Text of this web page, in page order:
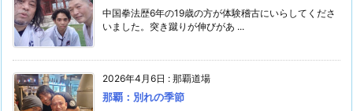
中国拳法歴6年の19歳の方が体験稽古にいらしてくださ
いました。突き蹴りが伸びがあ ...
2026年4月6日 : 那覇道場
那覇：別れの季節